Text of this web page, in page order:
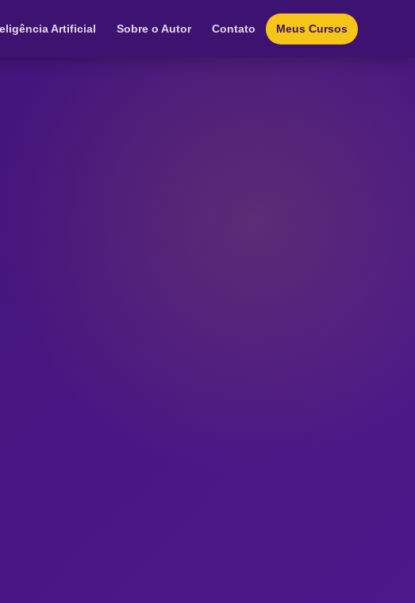
Artificial Sobre o Autor Contato Meus Cursos